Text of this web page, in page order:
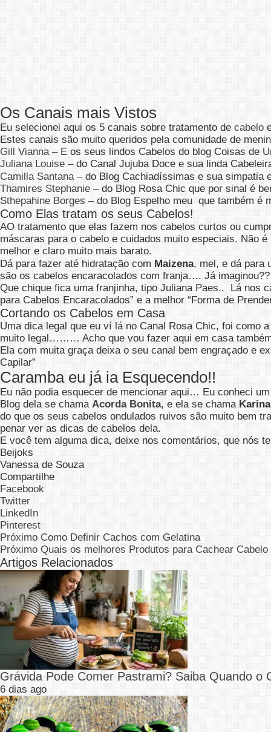
Os Canais mais Vistos
Eu selecionei aqui os 5 canais sobre tratamento de cabelo
Estes canais são muito queridos pela comunidade de
Gill Vianna– E os seus lindos Cabelos do blog Coisas de
Juliana Louise – do Canal Jujuba Doce e sua linda
Camilla Santana– do Blog Cachiadíssimas e sua simpatia
Thamires Stephanie – do Blog Rosa Chic que por sinal é
Sthepahine Borges – do Blog Espelho meu que também é
Como Elas tratam os seus Cabelos!
AO tratamento que elas fazem nos cabelos curtos ou
máscaras para o cabelo e cuidados muito especiais. Não
melhor e claro muito mais barato.
Dá para fazer até hidratação com Maizena, mel, e dá para
são os cabelos encaracolados com franja…. Já imaginou??
Que chique fica uma franjinha, tipo Juliana Paes.. Lá nos
para Cabelos Encaracolados” e a melhor “Forma de
Cortando os Cabelos em Casa
Uma dica legal que eu ví lá no Canal Rosa Chic, foi como
muito legal……… Acho que vou fazer aqui em casa
Ela com muita graça deixa o seu canal bem engraçado e
Capilar”
Caramba eu já ia Esquecendo!!
Eu não podia esquecer de mencionar aqui… Eu conheci
Blog dela se chama Acorda Bonita, e ela se chama
do que os seus cabelos ondulados ruivos são muito bem
penar ver as dicas de cabelos dela.
E você tem alguma dica, deixe nos comentários, que nós
Beijoks
Vanessa de Souza
Compartilhe
Facebook
Twitter
LinkedIn
Pinterest
Próximo Como Definir Cachos com Gelatina
Próximo Quais os melhores Produtos para Cachear Cabelo
Artigos Relacionados
Grávida Pode Comer Pastrami? Saiba Quando o
6 dias ago